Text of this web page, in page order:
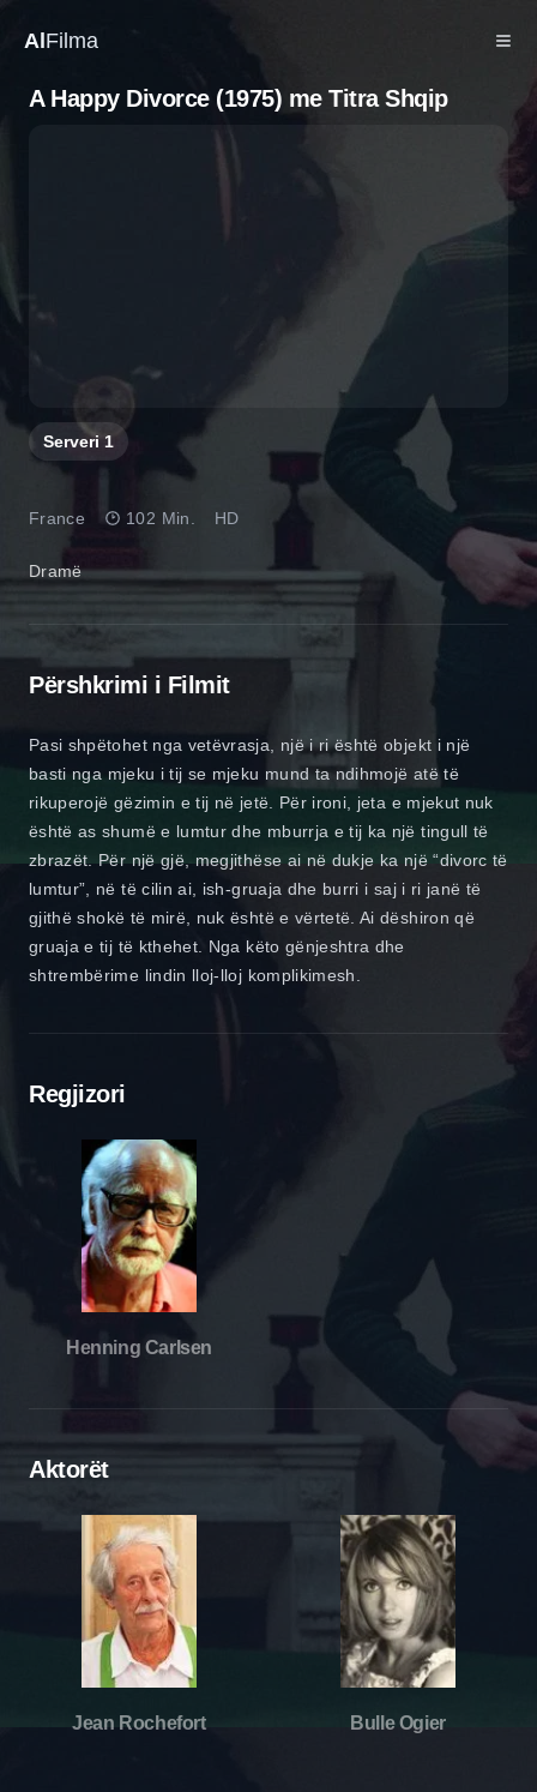
Al Filma
A Happy Divorce (1975) me Titra Shqip
Serveri 1
Dramë
France 102 Min. HD
Përshkrimi i Filmit
Pasi shpëtohet nga vetëvrasja, një i ri është objekt i një
basti nga mjeku i tij se mjeku mund ta ndihmojë atë të
rikuperojë gëzimin e tij në jetë. Për ironi, jeta e mjekut nuk
është as shumë e lumtur dhe mburrja e tij ka një tingull të
zbrazët. Për një gjë, megjithëse ai në dukje ka një “divorc të
lumtur”, në të cilin ai, ish-gruaja dhe burri i saj i ri janë të
gjithë shokë të mirë, nuk është e vërtetë. Ai dëshiron që
gruaja e tij të kthehet. Nga këto gënjeshtra dhe
shtrembërime lindin lloj-lloj komplikimesh.
Regjizori
Henning Carlsen
Aktorët
Jean Rochefort Bulle Ogier